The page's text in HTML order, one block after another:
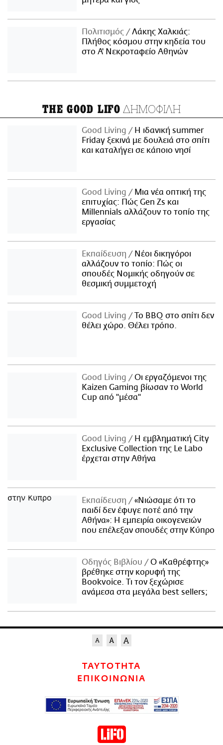
Πολιτισμός
Λάκης Χαλκιάς:
Πλήθος κόσμου στην κηδεία του
στο Α' Νεκροταφείο Αθηνών
THE GOOD LIFO ΔΗΜΟΦΙΛΗ
Good Living
Η ιδανική summer
Friday ξεκινά με δουλειά στο σπίτι
και καταλήγει σε κάποιο νησί
Good Living
Μια νέα οπτική της
επιτυχίας: Πώς Gen Zs και
Millennials αλλάζουν το τοπίο της
εργασίας
Εκπαίδευση
Νέοι δικηγόροι
αλλάζουν το τοπίο: Πώς οι
σπουδές Νομικής οδηγούν σε
θεσμική συμμετοχή
Good Living
Το BBQ στο σπίτι δεν
θέλει χώρο. Θέλει τρόπο.
Good Living
Οι εργαζόμενοι της
Kaizen Gaming βίωσαν το World
Cup από "μέσα"
Good Living
Η εμβληματική City
Exclusive Collection της Le Labo
έρχεται στην Αθήνα
Εκπαίδευση
«Νιώσαμε ότι το
παιδί δεν έφυγε ποτέ από την
Αθήνα»: Η εμπειρία οικογενειών
που επέλεξαν σπουδές στην Κύπρο
Οδηγός Βιβλίου
Ο «Καθρέφτης»
βρέθηκε στην κορυφή της
Bookvoice. Τι τον ξεχώρισε
ανάμεσα στα μεγάλα best sellers;
ΤΑΥΤΟΤΗΤΑ
ΕΠΙΚΟΙΝΩΝΙΑ